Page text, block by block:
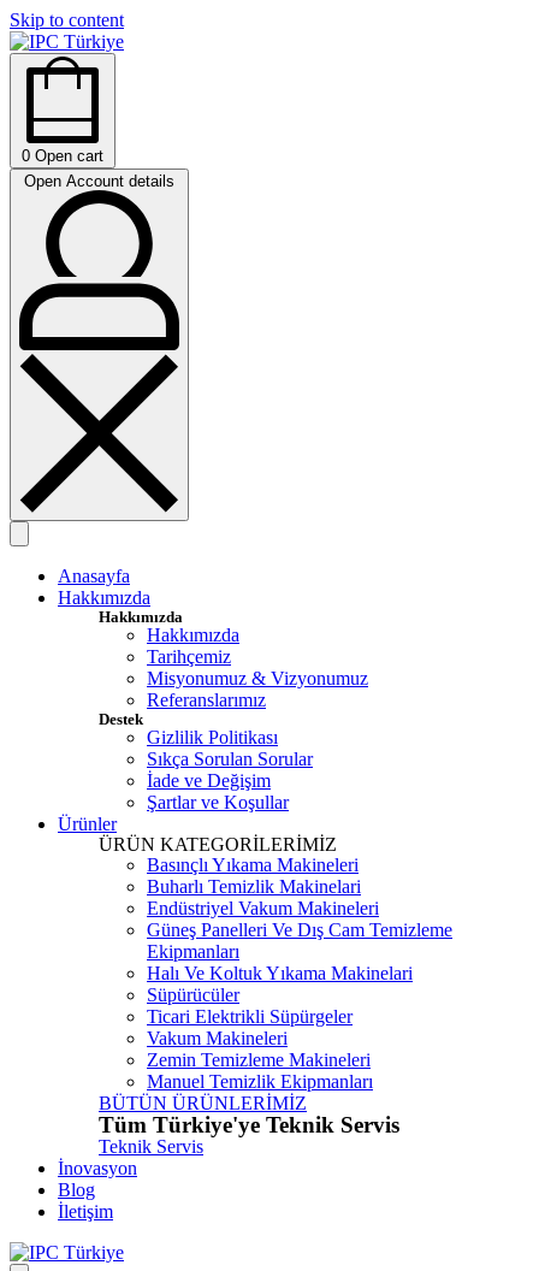
Skip to content
0 Open cart
Open Account details
Anasayfa
Hakkımızda
Hakkımızda
Hakkımızda
Tarihçemiz
Misyonumuz & Vizyonumuz
Referanslarımız
Destek
Gizlilik Politikası
Sıkça Sorulan Sorular
İade ve Değişim
Şartlar ve Koşullar
Ürünler
ÜRÜN KATEGORİLERİMİZ
Basınçlı Yıkama Makineleri
Buharlı Temizlik Makinelari
Endüstriyel Vakum Makineleri
Güneş Panelleri Ve Dış Cam Temizleme
Ekipmanları
Halı Ve Koltuk Yıkama Makinelari
Süpürücüler
Ticari Elektrikli Süpürgeler
Vakum Makineleri
Zemin Temizleme Makineleri
Manuel Temizlik Ekipmanları
BÜTÜN ÜRÜNLERİMİZ
Tüm Türkiye'ye Teknik Servis
Teknik Servis
İnovasyon
Blog
İletişim